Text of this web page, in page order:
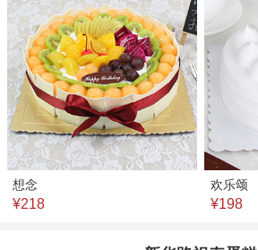
想念
¥218
欢乐颂
¥198